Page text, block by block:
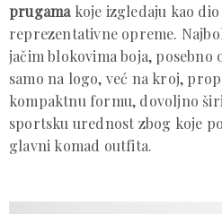
prugama koje izgledaju kao
reprezentativne opreme.
jačim blokovima boja, posebno
samo na logo, već na kroj,
kompaktnu formu, dovoljno
sportsku urednost zbog koje
glavni komad outfita.